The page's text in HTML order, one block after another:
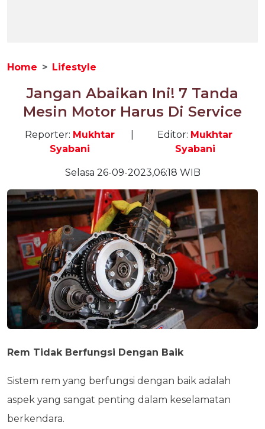
Home Lifestyle
Jangan Abaikan Ini! 7 Tanda
Mesin Motor Harus Di Service
Reporter: Mukhtar
Syabani
Editor: Mukhtar
Syabani
Selasa 26-09-2023,06:18 WIB
Rem Tidak Berfungsi Dengan Baik
Sistem rem yang berfungsi dengan baik adalah
aspek yang sangat penting dalam keselamatan
berkendara.